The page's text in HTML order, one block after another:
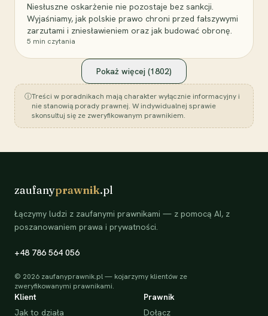
Niesłuszne oskarżenie nie pozostaje bez sankcji.
Wyjaśniamy, jak polskie prawo chroni przed fałszywymi
zarzutami i zniesławieniem oraz jak budować obronę.
5 min czytania
Pokaż więcej (1802)
ⓘTreści w poradnikach mają charakter wyłącznie informacyjny i
nie stanowią porady prawnej. W indywidualnej sprawie
skonsultuj się ze zweryfikowanym prawnikiem.
zaufanyprawnik.pl
Łączymy ludzi z zaufanymi prawnikami — z pomocą AI, z
poszanowaniem prawa i prywatności.
+48 786 564 056
© 2026 zaufanyprawnik.pl — kojarzymy klientów ze
zweryfikowanymi prawnikami.
Klient
Jak to działa
Prawnik
Dołącz